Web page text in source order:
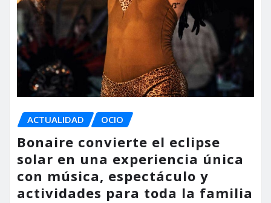
ACTUALIDAD OCIO
Bonaire convierte el eclipse
solar en una experiencia única
con música, espectáculo y
actividades para toda la familia